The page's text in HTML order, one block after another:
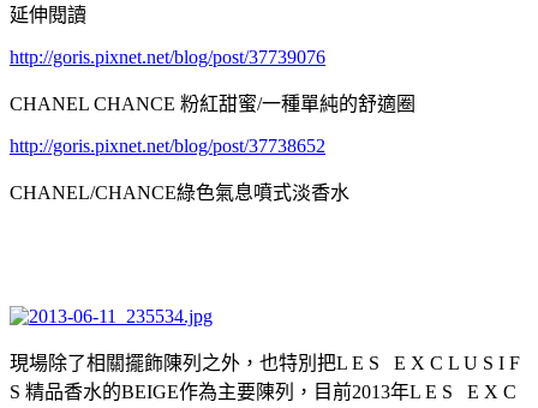
延伸閱讀
http://goris.pixnet.net/blog/post/37739076
CHANEL CHANCE 粉紅甜蜜/一種單純的舒適圈
http://goris.pixnet.net/blog/post/37738652
CHANEL/CHANCE綠色氣息噴式淡香水
現場除了相關擺飾陳列之外，也特別把L E S E X C L U S I F
S 精品香水的BEIGE作為主要陳列，目前2013年L E S E X C